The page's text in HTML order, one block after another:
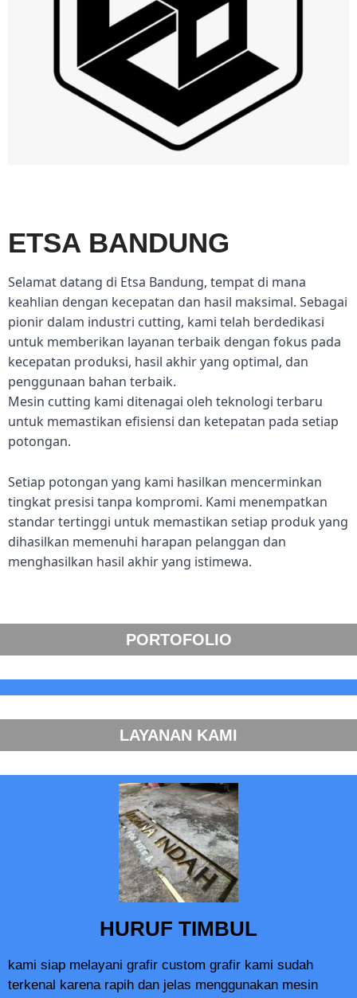
ETSA BANDUNG
Selamat datang di Etsa Bandung, tempat di mana
keahlian dengan kecepatan dan hasil maksimal. Sebagai
pionir dalam industri cutting, kami telah berdedikasi
untuk memberikan layanan terbaik dengan fokus pada
kecepatan produksi, hasil akhir yang optimal, dan
penggunaan bahan terbaik.
Mesin cutting kami ditenagai oleh teknologi terbaru
untuk memastikan efisiensi dan ketepatan pada setiap
potongan.
Setiap potongan yang kami hasilkan mencerminkan
tingkat presisi tanpa kompromi. Kami menempatkan
standar tertinggi untuk memastikan setiap produk yang
dihasilkan memenuhi harapan pelanggan dan
menghasilkan hasil akhir yang istimewa.
PORTOFOLIO
LAYANAN KAMI
HURUF TIMBUL
kami siap melayani grafir custom grafir kami sudah
terkenal karena rapih dan jelas menggunakan mesin